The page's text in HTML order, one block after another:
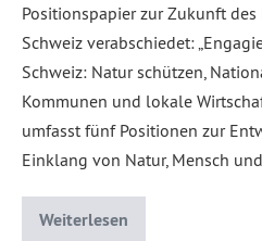
Positionspapier zur Zukunft
Schweiz verabschiedet:
Schweiz: Natur schützen,
Kommunen und lokale
umfasst fünf Positionen zur
Einklang von Natur, Mensch
Weiterlesen